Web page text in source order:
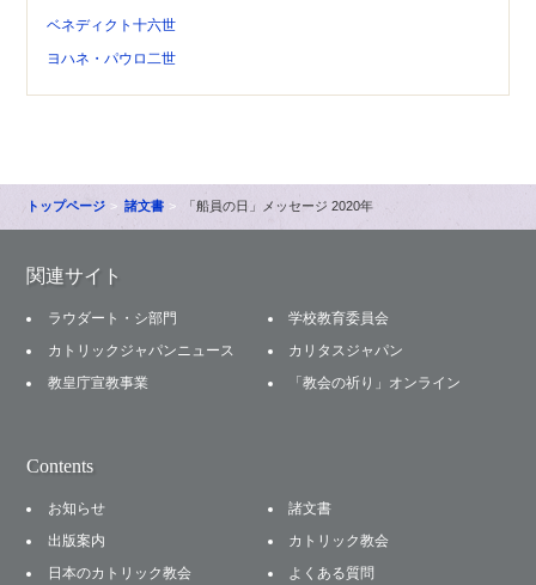
ベネディクト十六世
ヨハネ・パウロ二世
トップページ 諸文書 「船員の日」メッセージ 2020年
関連サイト
ラウダート・シ部門
学校教育委員会
カトリックジャパンニュース
カリタスジャパン
教皇庁宣教事業
「教会の祈り」オンライン
Contents
お知らせ
諸文書
出版案内
カトリック教会
日本のカトリック教会
よくある質問